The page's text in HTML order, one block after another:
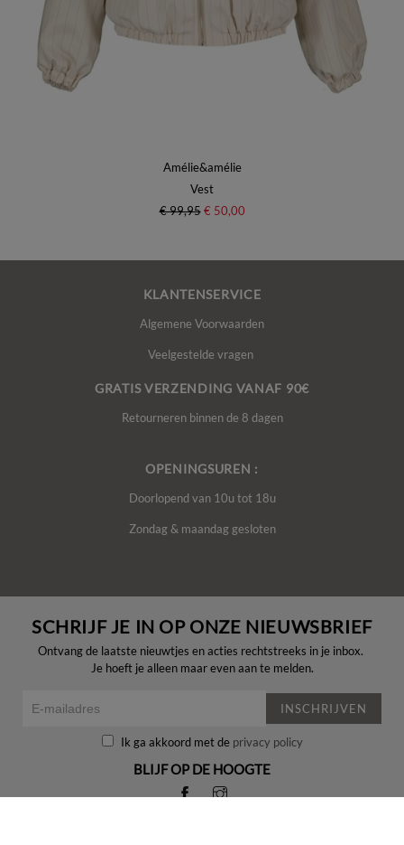
Amélie&amélie
Vest
€ 99,95 € 50,00
KLANTENSERVICE
Algemene Voorwaarden
Veelgestelde vragen
GRATIS VERZENDING VANAF 90€
Retourneren binnen de 8 dagen
OPENINGSUREN :
Doorlopend van 10u tot 18u
Zondag & maandag gesloten
SCHRIJF JE IN OP ONZE NIEUWSBRIEF
Ontvang de laatste nieuwtjes en acties rechtstreeks in je inbox.
Je hoeft je alleen maar even aan te melden.
INSCHRIJVEN
Ik ga akkoord met de privacy policy
BLIJF OP DE HOOGTE